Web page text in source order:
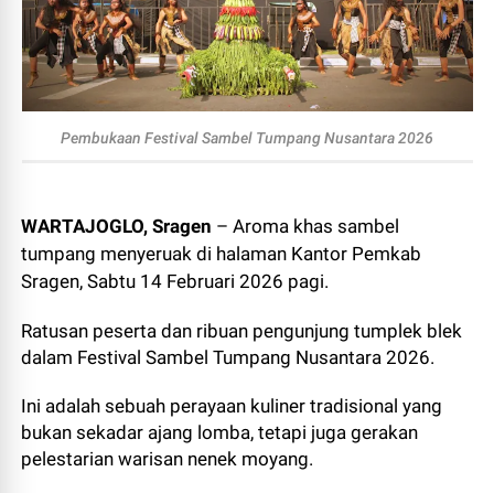
Pembukaan Festival Sambel Tumpang Nusantara 2026
WARTAJOGLO, Sragen – Aroma khas sambel
tumpang menyeruak di halaman Kantor Pemkab
Sragen, Sabtu 14 Februari 2026 pagi.
Ratusan peserta dan ribuan pengunjung tumplek blek
dalam Festival Sambel Tumpang Nusantara 2026.
Ini adalah sebuah perayaan kuliner tradisional yang
bukan sekadar ajang lomba, tetapi juga gerakan
pelestarian warisan nenek moyang.